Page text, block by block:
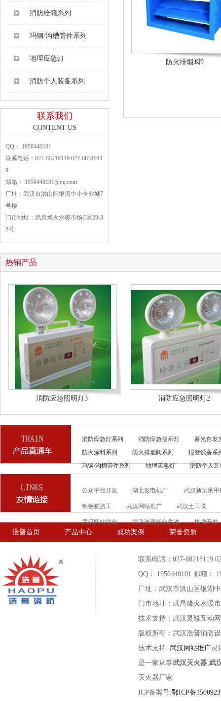
消防栓箱系列
玛钢/沟槽管件系列
地埋应急灯
消防个人装备系列
联系我们
CONTENT US
QQ： 1950440101
联系电话：027-88218119 027-8831911
9
邮箱： 1950440101@qq.com
厂址：武汉市洪山区银湖中小企业城7
号楼
门市地址：武昌烽火水暖市场C区28-3
2号
防火排烟阀9
热销产品
消防应急照明灯3 消防应急照明灯2
消防应急灯系列 消防应急指示灯
蓄光自发
防火涂料系列
防火排烟阀系列
报警设备系
玛钢/沟槽管件系列
地埋应急灯 消防个人装
公众平台开发 湖北发电机厂 武汉新房测甲
钢板桩施工 武汉网站推广 武汉土工膜
武汉网站优化 武汉玻璃钢化粪池 棋牌开发
浩普首页 产品中心 成功案例 荣誉资质
联系电话：027-88218119
QQ： 1950440101 邮箱：
厂址：武汉市洪山区银湖
门市地址：武昌烽火水暖
技术支持：武汉灵锐互动
版权所有：武汉浩普消防
技术支持: 武汉网站推广灵
是一家从事武汉灭火器,武
灭火器厂家
ICP备案号:鄂ICP备